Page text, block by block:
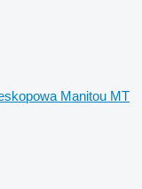
Manitou MT